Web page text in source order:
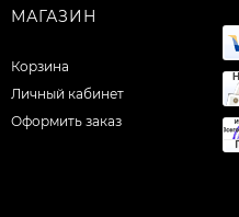
МАГАЗИН
Корзина
Личный кабинет
Оформить заказ